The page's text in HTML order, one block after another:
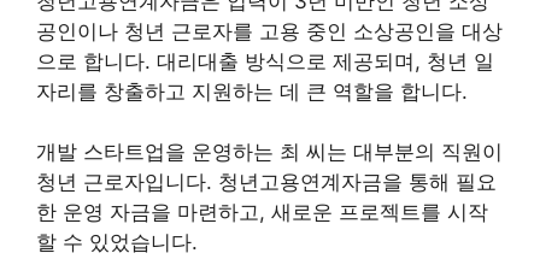
공인이나 청년 근로자를 고용 중인 소상공인을 대상
으로 합니다. 대리대출 방식으로 제공되며, 청년 일
자리를 창출하고 지원하는 데 큰 역할을 합니다.
개발 스타트업을 운영하는 최 씨는 대부분의 직원이
청년 근로자입니다. 청년고용연계자금을 통해 필요
한 운영 자금을 마련하고, 새로운 프로젝트를 시작
할 수 있었습니다.